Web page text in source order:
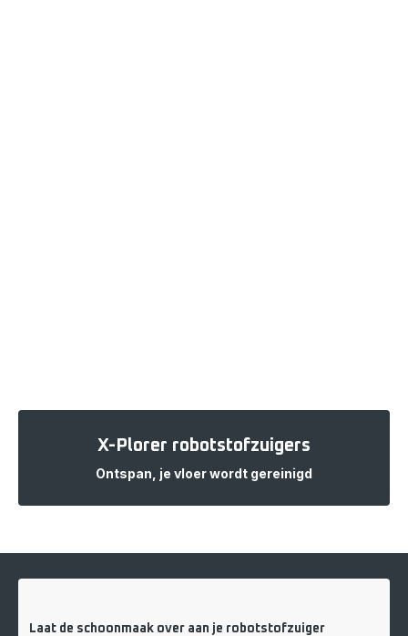
X-Plorer robotstofzuigers
Ontspan, je vloer wordt gereinigd
Laat de schoonmaak over aan je robotstofzuiger